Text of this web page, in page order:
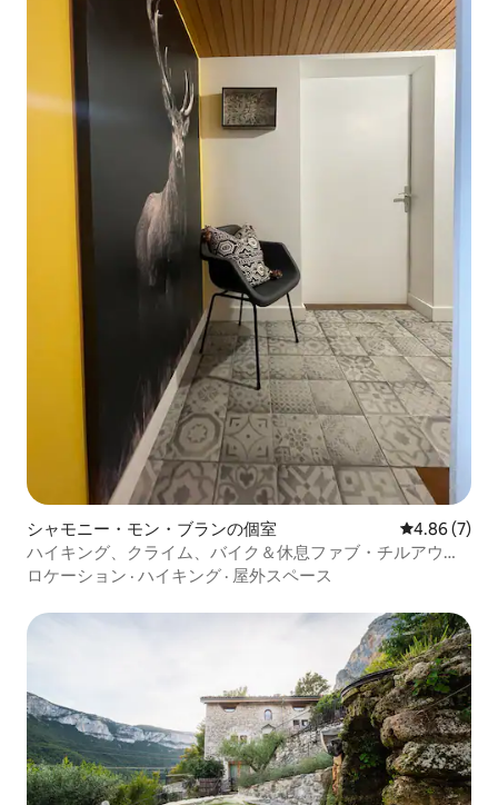
シャモニー・モン・ブランの個室 レビュー7
4.86 (7)
ハイキング、クライム、バイク＆休息ファブ・チルアウ
ト・スペース
ロケーション · ハイキング · 屋外スペース